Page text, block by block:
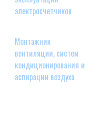
электросчетчиков
Монтажник
вентиляции, систем
кондиционирования и
аспирации воздуха